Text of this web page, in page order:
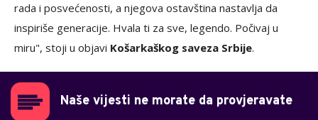
rada i posvećenosti, a njegova ostavština nastavlja da
inspiriše generacije. Hvala ti za sve, legendo. Počivaj u
miru", stoji u objavi Košarkaškog saveza Srbije.
Naše vijesti ne morate da provjeravate